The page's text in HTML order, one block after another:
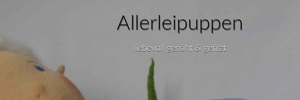
Allerleipuppen
liebevoll genäht & gefilzt